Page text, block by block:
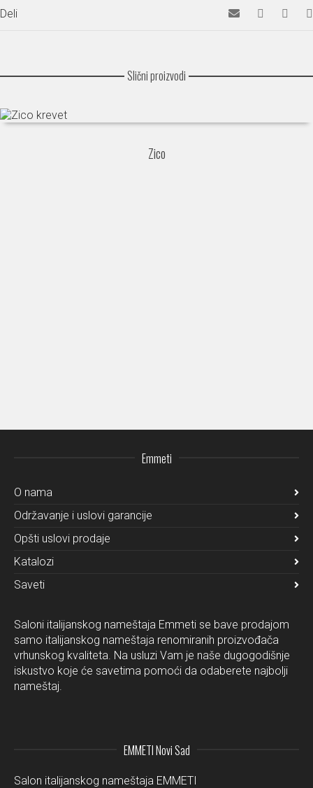
Deli
Slični proizvodi
Zico
Emmeti
O nama
Održavanje i uslovi garancije
Opšti uslovi prodaje
Katalozi
Saveti
Saloni italijanskog nameštaja Emmeti se bave prodajom
samo italijanskog nameštaja renomiranih proizvođača
vrhunskog kvaliteta. Na usluzi Vam je naše dugogodišnje
iskustvo koje će savetima pomoći da odaberete najbolji
nameštaj.
EMMETI Novi Sad
Salon italijanskog nameštaja EMMETI